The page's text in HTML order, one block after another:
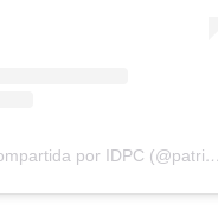
Una publicación compartida por IDPC (@patrimoniobta)